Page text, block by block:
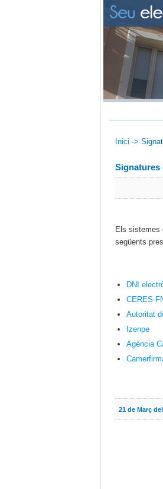
Inici ->
Signatures
Els sistemes
següents
DNI
CERES-
Autoritat
Izenpe
Agència
21 de Març